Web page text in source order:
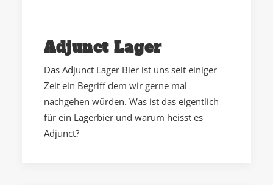
Adjunct Lager
Das Adjunct Lager Bier ist uns seit einiger
Zeit ein Begriff dem wir gerne mal
nachgehen würden. Was ist das eigentlich
für ein Lagerbier und warum heisst es
Adjunct?